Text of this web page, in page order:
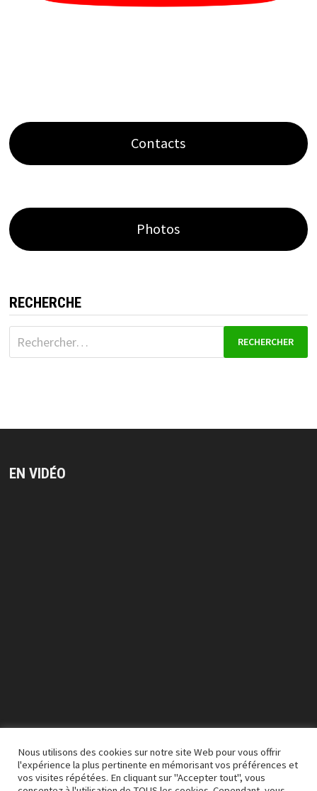
Contacts
Photos
RECHERCHE
Rechercher :
EN VIDÉO
00:00 03:50
Nous utilisons des cookies sur notre site Web pour vous offrir
l'expérience la plus pertinente en mémorisant vos préférences et
vos visites répétées. En cliquant sur "Accepter tout", vous